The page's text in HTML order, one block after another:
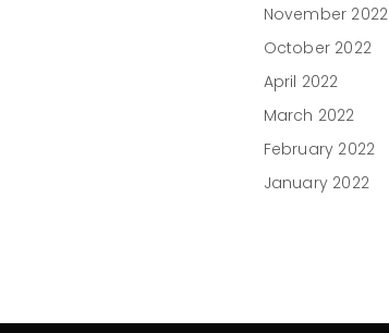
November 2022
October 2022
April 2022
March 2022
February 2022
January 2022